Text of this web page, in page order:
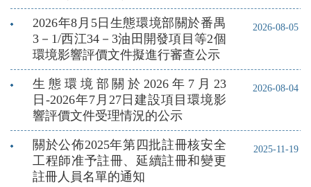
2026年8月5日生態環境部關於番禺
3－1/西江34－3油田開發項目等2個
環境影響評價文件擬進行審查公示
2026-08-05
生態環境部關於2026年7月23
日-2026年7月27日建設項目環境影
響評價文件受理情況的公示
2026-08-04
關於公佈2025年第四批註冊核安全
工程師准予註冊、延續註冊和變更
註冊人員名單的通知
2025-11-19